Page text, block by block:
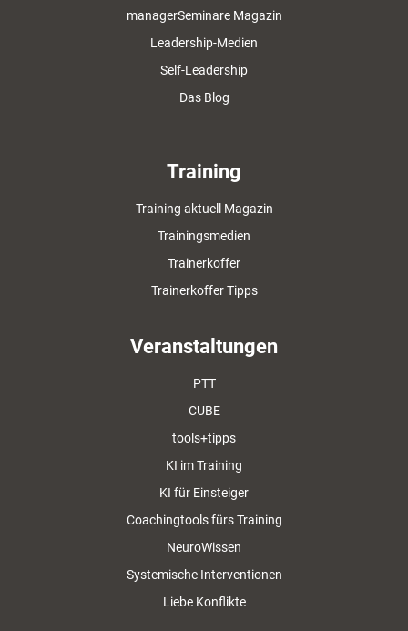
managerSeminare Magazin
Leadership-Medien
Self-Leadership
Das Blog
Training
Training aktuell Magazin
Trainingsmedien
Trainerkoffer
Trainerkoffer Tipps
Veranstaltungen
PTT
CUBE
tools+tipps
KI im Training
KI für Einsteiger
Coachingtools fürs Training
NeuroWissen
Systemische Interventionen
Liebe Konflikte